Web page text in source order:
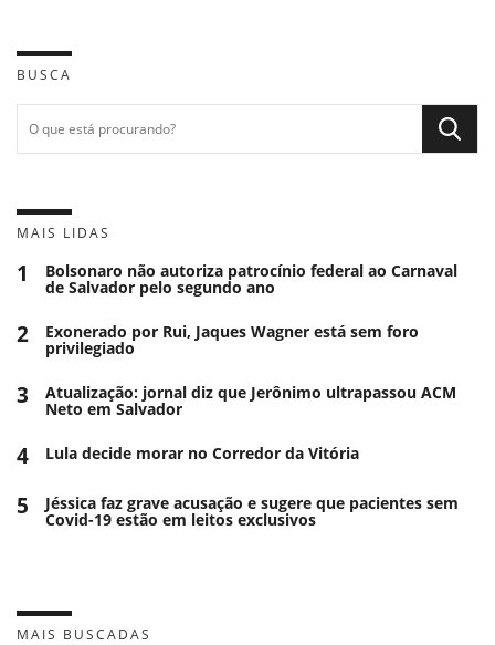
BUSCA
MAIS LIDAS
1 Bolsonaro não autoriza patrocínio federal ao Carnaval
de Salvador pelo segundo ano
2 Exonerado por Rui, Jaques Wagner está sem foro
privilegiado
3 Atualização: jornal diz que Jerônimo ultrapassou ACM
Neto em Salvador
4 Lula decide morar no Corredor da Vitória
5 Jéssica faz grave acusação e sugere que pacientes sem
Covid-19 estão em leitos exclusivos
MAIS BUSCADAS